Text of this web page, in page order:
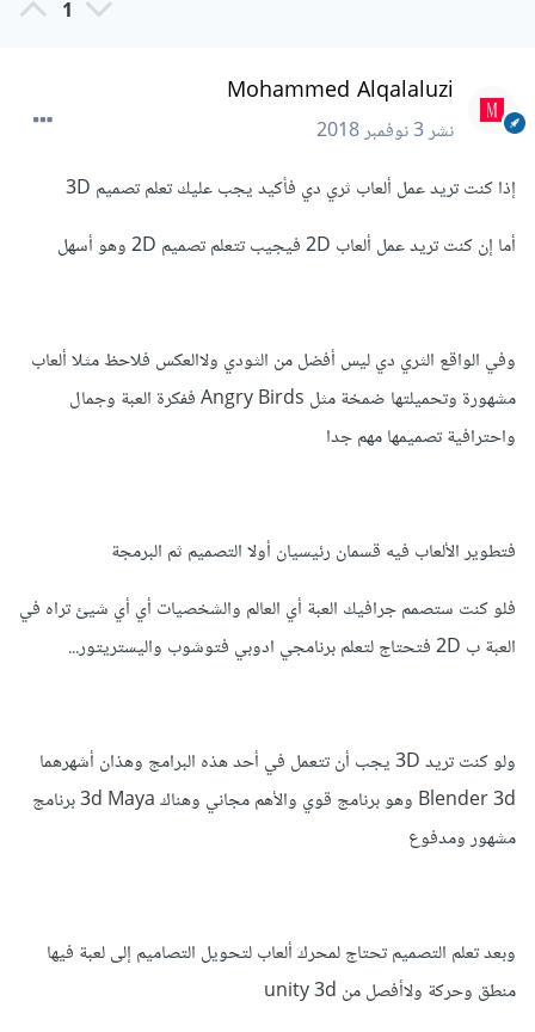
هكذا يمكن أن تصبح جاهز لتصميم.
قلت مسبقا يمكن إستخدام الفتوشوب في رسمها).
*أستخدام البرامج التي تطبق البرمجة مثل: فيسل ستوديو أو مونو
1- لغة ++c
3-لغة java script
أيضا في لغات أخرى لكن أقل شعبية و أقل إستخداما.
1
Mohammed Alqalaluzi
نشر3 نوفمبر 2018
إذا كنت تريد عمل ألعاب ثري دي فأكيد يجب عليك تعلم تصميم 3D
أما إن كنت تريد عمل ألعاب 2D فيجيب تتعلم تصميم 2D وهو أسهل
وفي الواقع الثري دي ليس أفضل من الثودي ولاالعكس فلاحظ مثلا ألعاب
مشهورة وتحميلتها ضمخة مثل Angry Birds ففكرة العبة وجمال
واحترافية تصميمها مهم جدا
فتطوير الألعاب فيه قسمان رئيسيان أولا التصميم ثم البرمجة
فلو كنت ستصمم جرافيك العبة أي العالم والشخصيات أي أي شيئ تراه في
العبة ب 2D فتحتاج لتعلم برنامجي ادوبي فتوشوب واليستريتور...
ولو كنت تريد 3D يجب أن تتعمل في أحد هذه البرامج وهذان أشهرهما
Blender 3d وهو برنامج قوي والأهم مجاني وهناك 3d Maya برنامج
مشهور ومدفوع
وبعد تعلم التصميم تحتاج لمحرك ألعاب لتحويل التصاميم إلى لعبة فيها
منطق وحركة ولاأفصل من unity 3d